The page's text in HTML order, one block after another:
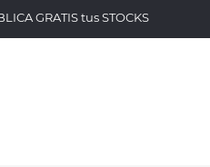
GRATIS tus STOCKS